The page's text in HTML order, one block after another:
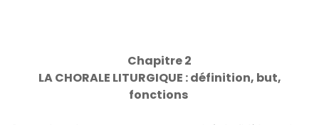
Chapitre 2
LA CHORALE LITURGIQUE : définition, but,
fonctions